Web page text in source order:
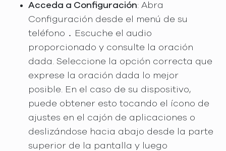
Acceda a Configuración: Abra
Configuración desde el menú de su
teléfono ․ Escuche el audio
proporcionado y consulte la oración
dada. Seleccione la opción correcta que
exprese la oración dada lo mejor
posible. En el caso de su dispositivo,
puede obtener esto tocando el ícono de
ajustes en el cajón de aplicaciones o
deslizándose hacia abajo desde la parte
superior de la pantalla y luego